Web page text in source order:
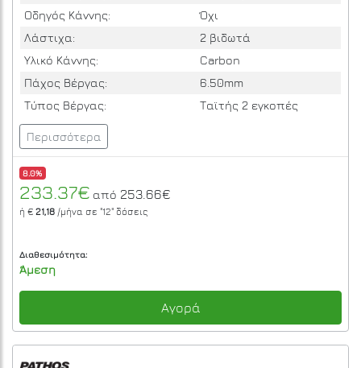
Οδηγός Κάννης:
Όχι
Λάστιχα:
2 βιδωτά
Υλικό Κάννης:
Carbon
Πάχος Βέργας:
6.50mm
Τύπος Βέργας:
Ταϊτής 2 εγκοπές
Περισσότερα
8.0%
233.37€ από 253.66€
ή € 21,18 /μήνα σε "12" δόσεις
Διαθεσιμότητα:
Άμεση
Αγορά